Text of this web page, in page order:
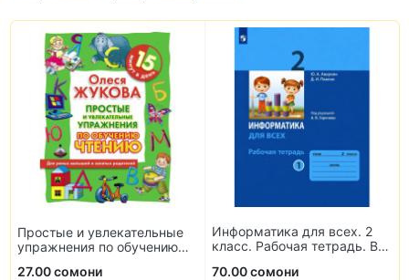
Простые и увлекательные
упражнения по обучению
27.00 сомони
Информатика для всех. 2
класс. Рабочая тетрадь. В
70.00 сомони